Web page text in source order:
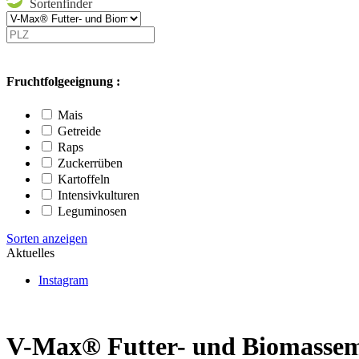
Sortenfinder
Fruchtfolgeeignung :
Mais
Getreide
Raps
Zuckerrüben
Kartoffeln
Intensivkulturen
Leguminosen
Sorten anzeigen
Aktuelles
Instagram
V-Max® Futter- und